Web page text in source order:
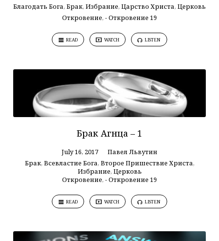
Благодать Бога, Брак, Избрание, Царство Христа, Церковь
Откровение, - Откровение 19
READ WATCH LISTEN
Брак Агнца – 1
July 16, 2017
Павел Львутин
Брак, Всевластие Бога, Второе Пришествие Христа,
Избрание, Церковь
Откровение, - Откровение 19
READ WATCH LISTEN